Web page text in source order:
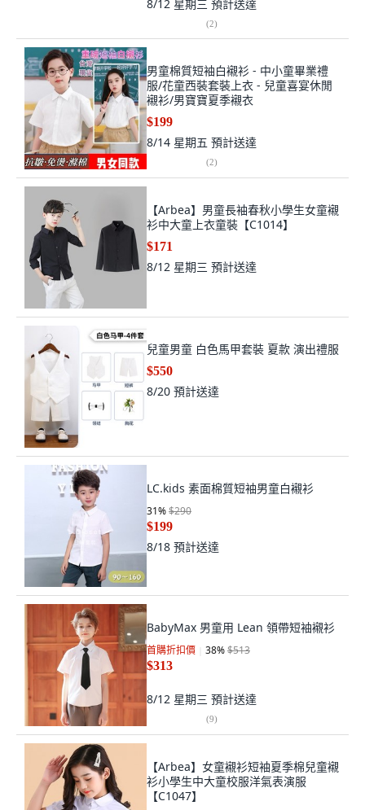
8/12 星期三 預計送達
(2)
男童棉質短袖白襯衫 - 中小童畢業禮
服/花童西裝套裝上衣 - 兒童喜宴休閒
襯衫/男寶寶夏季襯衣
$199
8/14 星期五 預計送達
(2)
【Arbea】男童長袖春秋小學生女童襯
衫中大童上衣童裝【C1014】
$171
8/12 星期三 預計送達
兒童男童 白色馬甲套裝 夏款 演出禮服
$550
8/20 預計送達
LC.kids 素面棉質短袖男童白襯衫
31%$290
$199
8/18 預計送達
BabyMax 男童用 Lean 領帶短袖襯衫
首購折扣價 38%$513
$313
8/12 星期三 預計送達
(9)
【Arbea】女童襯衫短袖夏季棉兒童襯
衫小學生中大童校服洋氣表演服
【C1047】